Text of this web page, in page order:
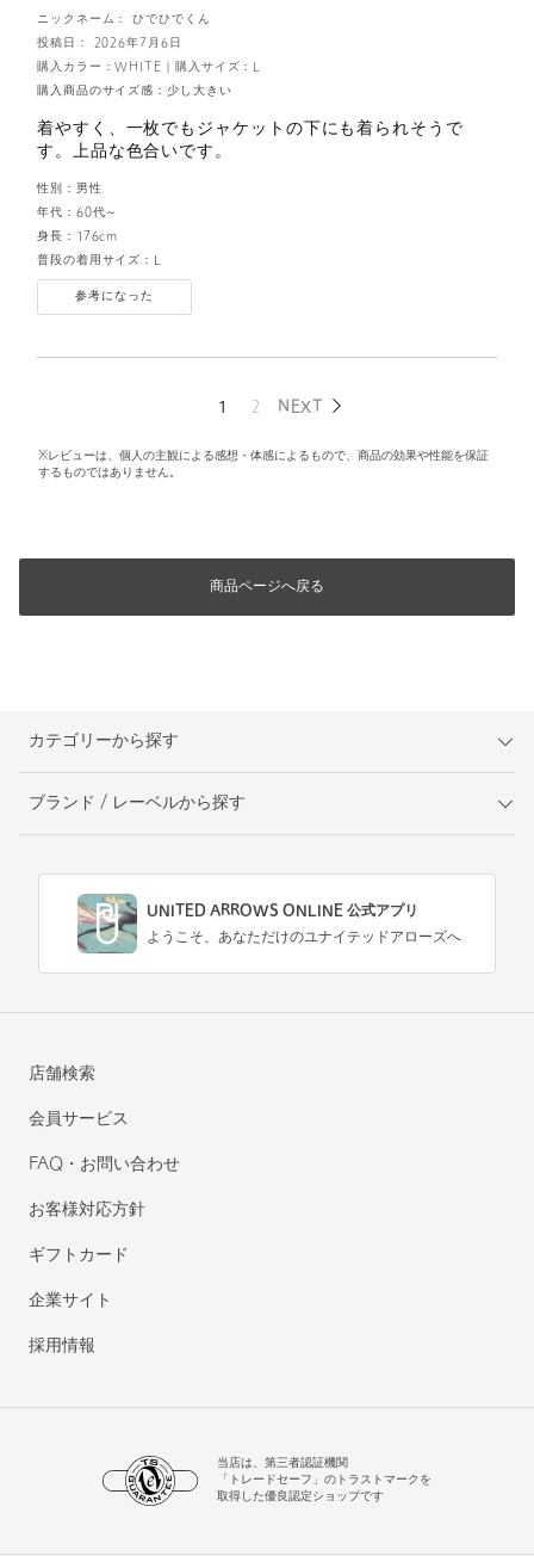
ニックネーム： ひでひでくん
投稿日： 2026年7月6日
購入サイズ：L
購入カラー：WHITE
購入商品のサイズ感： 少し大きい
着やすく、一枚でもジャケットの下にも着られそうで
す。上品な色合いです。
性別： 男性
年代： 60代～
身長： 176cm
普段の着用サイズ：
参考になった
1 2 NEXT
※レビューは、個人の主観による感想・体感によるもので、商品の効果や性能を保証
するものではありません。
商品ページへ戻る
カテゴリーから探す
ブランド / レーベルから探す
UNITED ARROWS ONLINE 公式アプリ
ようこそ、あなただけのユナイテッドアローズへ
店舗検索
会員サービス
FAQ・お問い合わせ
お客様対応方針
ギフトカード
企業サイト
採用情報
当店は、第三者認証機関
「トレードセーフ」のトラストマークを
取得した優良認定ショップです